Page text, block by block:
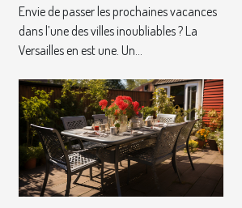
Envie de passer les prochaines vacances
dans l’une des villes inoubliables ? La
Versailles en est une. Un...